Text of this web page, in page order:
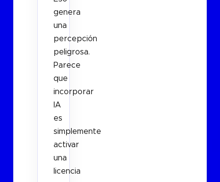
genera
una
percepción
peligrosa.
Parece
que
incorporar
IA
es
simplemente
activar
una
licencia